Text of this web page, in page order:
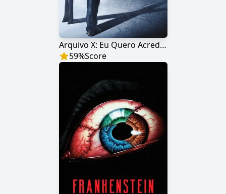
Arquivo X: Eu Quero Acreditar
59%Score